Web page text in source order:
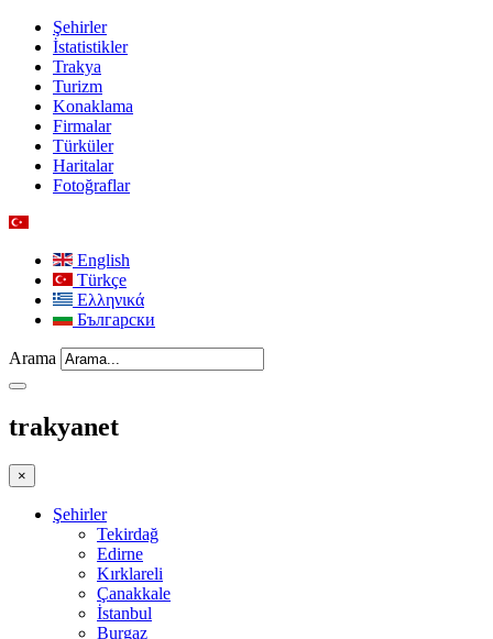
Şehirler
İstatistikler
Trakya
Turizm
Konaklama
Firmalar
Türküler
Haritalar
Fotoğraflar
English
Türkçe
Ελληνικά
Български
Arama
trakyanet
×
Şehirler
Tekirdağ
Edirne
Kırklareli
Çanakkale
İstanbul
Burgaz